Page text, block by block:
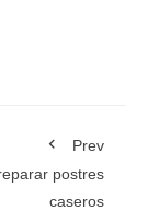
Prev
postres
caseros